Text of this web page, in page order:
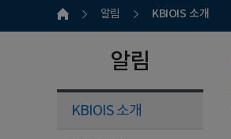
알림 KBIOIS 소개
알림
KBIOIS 소개